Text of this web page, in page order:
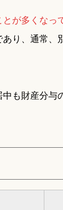
が多くなっ
り、通常、
も財産分与